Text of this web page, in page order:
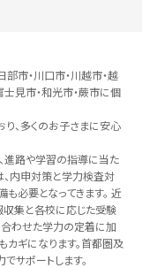
市・川口市・川越市・越
士見市・和光市・蕨市に個
、多くのお子さまに安心
進路や学習の指導に当た
、内申対策と学力検査対
必要となってきます。 近
収集と各校に応じた受験
合わせた学力の定着に加
ギになります。首都圏及
サポートします。